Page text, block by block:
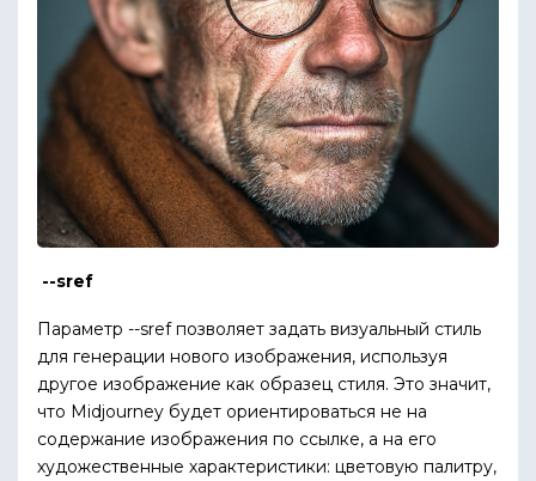
--sref
Параметр --sref позволяет задать визуальный стиль
для генерации нового изображения, используя
другое изображение как образец стиля. Это значит,
что Midjourney будет ориентироваться не на
содержание изображения по ссылке, а на его
художественные характеристики: цветовую палитру,